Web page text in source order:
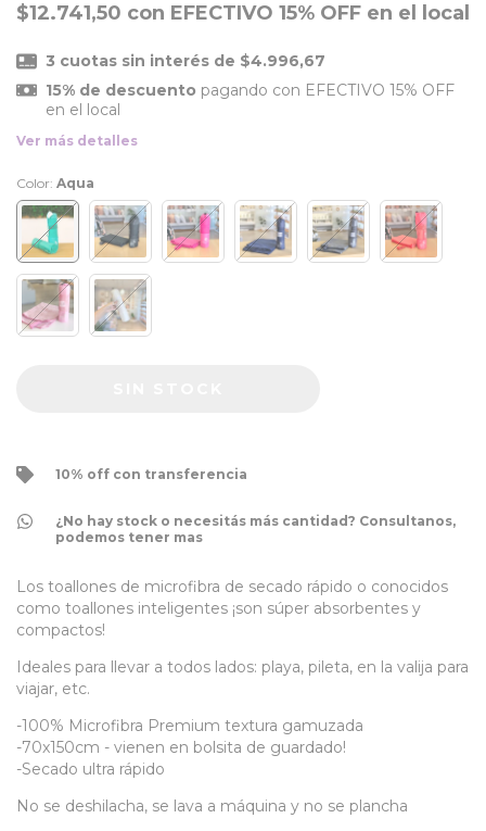
$12.741,50 con EFECTIVO 15% OFF en el local
3 cuotas sin interés de $4.996,67
15% de descuento pagando con EFECTIVO 15% OFF
en el local
Ver más detalles
Color: Aqua
10% off con transferencia
¿No hay stock o necesitás más cantidad? Consultanos,
podemos tener mas
Los toallones de microfibra de secado rápido o conocidos
como toallones inteligentes ¡son súper absorbentes y
compactos!
Ideales para llevar a todos lados: playa, pileta, en la valija para
viajar, etc.
-100% Microfibra Premium textura gamuzada
-70x150cm - vienen en bolsita de guardado!
-Secado ultra rápido
No se deshilacha, se lava a máquina y no se plancha